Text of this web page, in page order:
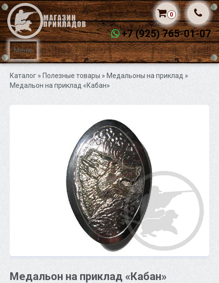
Меню
+7 (925) 765-01-07
0
Каталог» Полезные товары »Медальоны на приклад»
Медальон на приклад «Кабан»
Медальон на приклад «Кабан»